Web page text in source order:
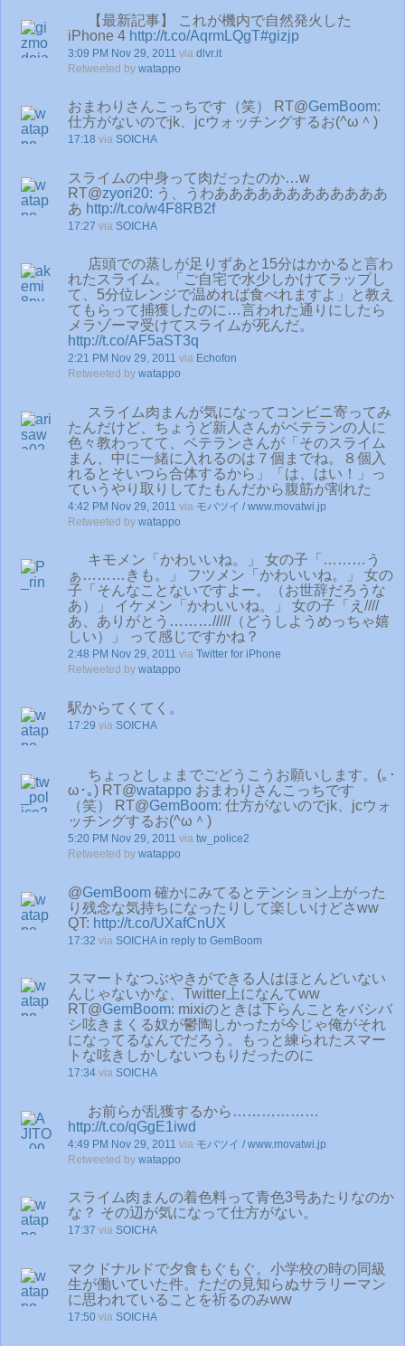
【最新記事】 これが機内で自然発火した
iPhone 4 http://t.co/AqrmLQgT#gizjp
3:09 PM Nov 29, 2011 via dlvr.it
Retweeted by watappo
おまわりさんこっちです（笑） RT@GemBoom:
仕方がないのでjk、jcウォッチングするお(^ω＾)
17:18 via SOICHA
スライムの中身って肉だったのか…w
RT@zyori20: う、うわああああああああああああ
あ http://t.co/w4F8RB2f
17:27 via SOICHA
店頭での蒸しが足りずあと15分はかかると言わ
れたスライム。「ご自宅で水少しかけてラップし
て、5分位レンジで温めれば食べれますよ」と教え
てもらって捕獲したのに…言われた通りにしたら
メラゾーマ受けてスライムが死んだ。
http://t.co/AF5aST3q
2:21 PM Nov 29, 2011 via Echofon
Retweeted by watappo
スライム肉まんが気になってコンビニ寄ってみ
たんだけど、ちょうど新人さんがベテランの人に
色々教わってて、ベテランさんが「そのスライム
まん、中に一緒に入れるのは７個までね。８個入
れるとそいつら合体するから」「は、はい！」っ
ていうやり取りしてたもんだから腹筋が割れた
4:42 PM Nov 29, 2011 via モバツイ / www.movatwi.jp
Retweeted by watappo
キモメン「かわいいね。」 女の子「………う
ぁ………きも。」 フツメン「かわいいね。」 女の
子「そんなことないですよー。（お世辞だろうな
あ）」 イケメン「かわいいね。」 女の子「え////
あ、ありがとう………/////（どうしようめっちゃ嬉
しい）」 って感じですかね？
2:48 PM Nov 29, 2011 via Twitter for iPhone
Retweeted by watappo
駅からてくてく。
17:29 via SOICHA
ちょっとしょまでごどうこうお願いします。(｡･
ω･｡) RT@watappo おまわりさんこっちです
（笑） RT@GemBoom: 仕方がないのでjk、jcウォ
ッチングするお(^ω＾)
5:20 PM Nov 29, 2011 via tw_police2
Retweeted by watappo
@GemBoom 確かにみてるとテンション上がった
り残念な気持ちになったりして楽しいけどさww
QT: http://t.co/UXafCnUX
17:32 via SOICHA in reply to GemBoom
スマートなつぶやきができる人はほとんどいない
んじゃないかな、Twitter上になんてww
RT@GemBoom: mixiのときは下らんことをバシバ
シ呟きまくる奴が鬱陶しかったが今じゃ俺がそれ
になってるなんでだろう。もっと練られたスマー
トな呟きしかしないつもりだったのに
17:34 via SOICHA
お前らが乱獲するから………………
http://t.co/qGgE1iwd
4:49 PM Nov 29, 2011 via モバツイ / www.movatwi.jp
Retweeted by watappo
スライム肉まんの着色料って青色3号あたりなのか
な？ その辺が気になって仕方がない。
17:37 via SOICHA
マクドナルドで夕食もぐもぐ。小学校の時の同級
生が働いていた件。ただの見知らぬサラリーマン
に思われていることを祈るのみww
17:50 via SOICHA